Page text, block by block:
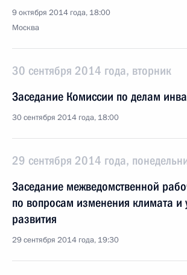
9 октября 2014 года, 18:00
Москва
30 сентября 2014 года, вторник
Заседание Комиссии по делам
30 сентября 2014 года, 18:00
29 сентября 2014 года,
Заседание межведомственной
по вопросам изменения климата и
развития
29 сентября 2014 года, 19:30